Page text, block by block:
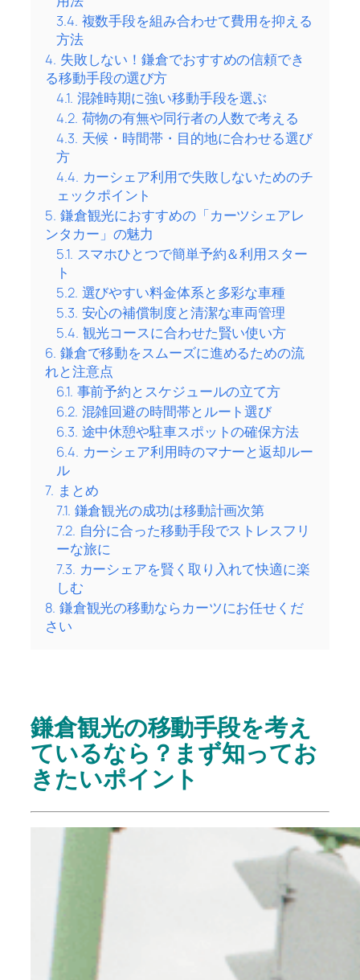
3.4. 複数手段を組み合わせて費用を抑える
方法
4. 失敗しない！鎌倉でおすすめの信頼でき
る移動手段の選び方
4.1. 混雑時期に強い移動手段を選ぶ
4.2. 荷物の有無や同行者の人数で考える
4.3. 天候・時間帯・目的地に合わせる選び
方
4.4. カーシェア利用で失敗しないためのチ
ェックポイント
5. 鎌倉観光におすすめの「カーツシェアレ
ンタカー」の魅力
5.1. スマホひとつで簡単予約＆利用スター
ト
5.2. 選びやすい料金体系と多彩な車種
5.3. 安心の補償制度と清潔な車両管理
5.4. 観光コースに合わせた賢い使い方
6. 鎌倉で移動をスムーズに進めるための流
れと注意点
6.1. 事前予約とスケジュールの立て方
6.2. 混雑回避の時間帯とルート選び
6.3. 途中休憩や駐車スポットの確保方法
6.4. カーシェア利用時のマナーと返却ルー
ル
7. まとめ
7.1. 鎌倉観光の成功は移動計画次第
7.2. 自分に合った移動手段でストレスフリ
ーな旅に
7.3. カーシェアを賢く取り入れて快適に楽
しむ
8. 鎌倉観光の移動ならカーツにお任せくだ
さい
鎌倉観光の移動手段を考え
ているなら？まず知ってお
きたいポイント